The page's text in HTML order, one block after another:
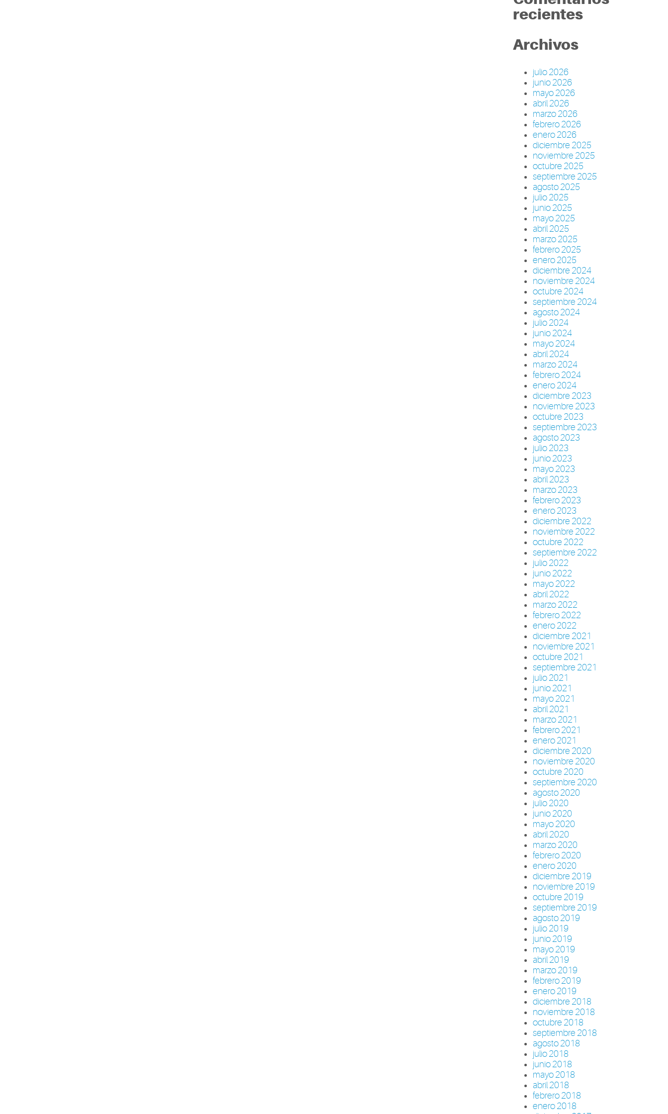
recientes
Archivos
julio 2026
junio 2026
mayo 2026
abril 2026
marzo 2026
febrero 2026
enero 2026
diciembre 2025
noviembre 2025
octubre 2025
septiembre 2025
agosto 2025
julio 2025
junio 2025
mayo 2025
abril 2025
marzo 2025
febrero 2025
enero 2025
diciembre 2024
noviembre 2024
octubre 2024
septiembre 2024
agosto 2024
julio 2024
junio 2024
mayo 2024
abril 2024
marzo 2024
febrero 2024
enero 2024
diciembre 2023
noviembre 2023
octubre 2023
septiembre 2023
agosto 2023
julio 2023
junio 2023
mayo 2023
abril 2023
marzo 2023
febrero 2023
enero 2023
diciembre 2022
noviembre 2022
octubre 2022
septiembre 2022
julio 2022
junio 2022
mayo 2022
abril 2022
marzo 2022
febrero 2022
enero 2022
diciembre 2021
noviembre 2021
octubre 2021
septiembre 2021
julio 2021
junio 2021
mayo 2021
abril 2021
marzo 2021
febrero 2021
enero 2021
diciembre 2020
noviembre 2020
octubre 2020
septiembre 2020
agosto 2020
julio 2020
junio 2020
mayo 2020
abril 2020
marzo 2020
febrero 2020
enero 2020
diciembre 2019
noviembre 2019
octubre 2019
septiembre 2019
agosto 2019
julio 2019
junio 2019
mayo 2019
abril 2019
marzo 2019
febrero 2019
enero 2019
diciembre 2018
noviembre 2018
octubre 2018
septiembre 2018
agosto 2018
julio 2018
junio 2018
mayo 2018
abril 2018
febrero 2018
enero 2018